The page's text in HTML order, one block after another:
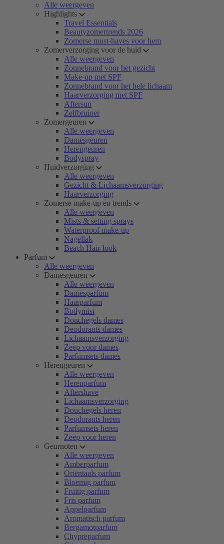
Alle weergeven
Highlights
Travel Essentials
Beautyzomertrends 2026
Zomerse must-haves voor hem
Zomerverzorging voor de huid
Alle weergeven
Zonnebrand voor het gezicht
Make-up met SPF
Zonnebrand voor het hele lichaam
Haarverzorging met SPF
Aftersun
Zelfbruiner
Zomergeuren
Alle weergeven
Damesgeuren
Herengeuren
Bodyspray
Huidverzorging
Alle weergeven
Gezicht & Lichaamsverzorging
Haarverzorging
Zomerse make-up en trends
Alle weergeven
Mists & setting sprays
Waterproof make-up
Nagellak
Beach Hair-look
Parfum
Alle weergeven
Damesgeuren
Alle weergeven
Damesparfum
Haarparfum
Bodymist
Douchegels dames
Deodorants dames
Lichaamsverzorging
Zeep voor dames
Parfumsets dames
Herengeuren
Alle weergeven
Herenparfum
Aftershave
Lichaamsverzorging
Douchegels heren
Deodorants heren
Parfumsets heren
Zeep voor heren
Geurnoten
Alle weergeven
Amberparfum
Oriëntaals parfum
Bloemig parfum
Fruitig parfum
Fris parfum
Appelparfum
Aromatisch parfum
Bergamotparfum
Chypreparfum